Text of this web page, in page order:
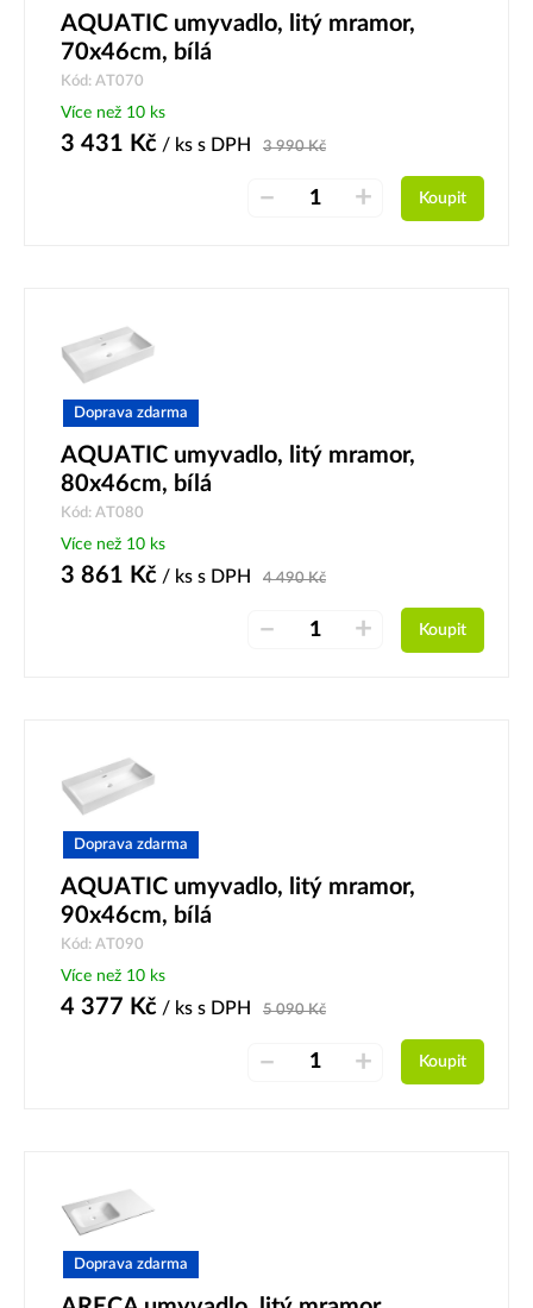
AQUATIC umyvadlo, litý mramor,
70x46cm, bílá
Kód: AT070
Více než 10 ks
3 431 Kč / ks s DPH 3 990Kč
– + Koupit
Doprava zdarma
AQUATIC umyvadlo, litý mramor,
80x46cm, bílá
Kód: AT080
Více než 10 ks
3 861 Kč / ks s DPH 4 490Kč
– + Koupit
Doprava zdarma
AQUATIC umyvadlo, litý mramor,
90x46cm, bílá
Kód: AT090
Více než 10 ks
4 377 Kč / ks s DPH 5 090Kč
– + Koupit
Doprava zdarma